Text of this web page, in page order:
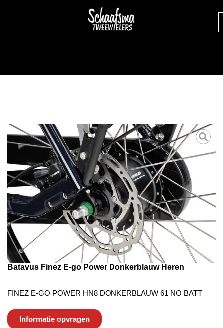
Batavus Finez E-go Power Donkerblauw Heren
FINEZ E-GO POWER HN8 DONKERBLAUW 61 NO BATT
Informatie opvragen